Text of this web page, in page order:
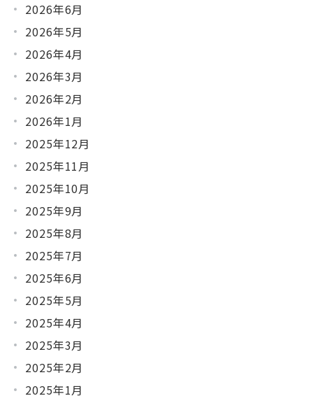
2026年6月
2026年5月
2026年4月
2026年3月
2026年2月
2026年1月
2025年12月
2025年11月
2025年10月
2025年9月
2025年8月
2025年7月
2025年6月
2025年5月
2025年4月
2025年3月
2025年2月
2025年1月